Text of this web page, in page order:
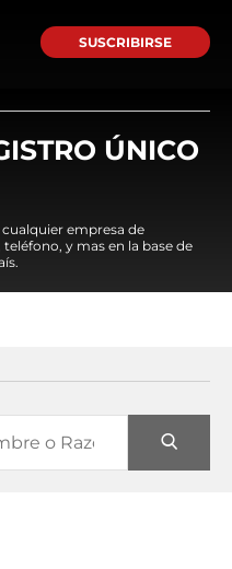
SUSCRIBIRSE
ÚNICO
empresa de
y mas en la base de